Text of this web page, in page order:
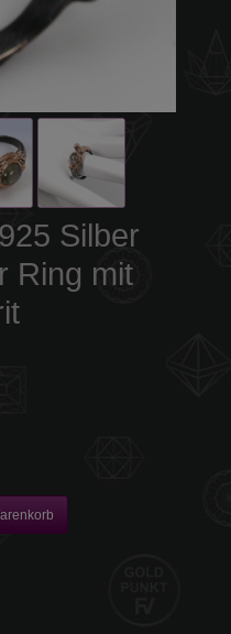
Silber
Ring mit